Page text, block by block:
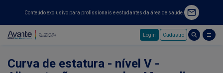
Conteúdo exclusivo para profissionais e estudantes da área de saúde.
Login Cadastro
Curva de estatura - nível V -